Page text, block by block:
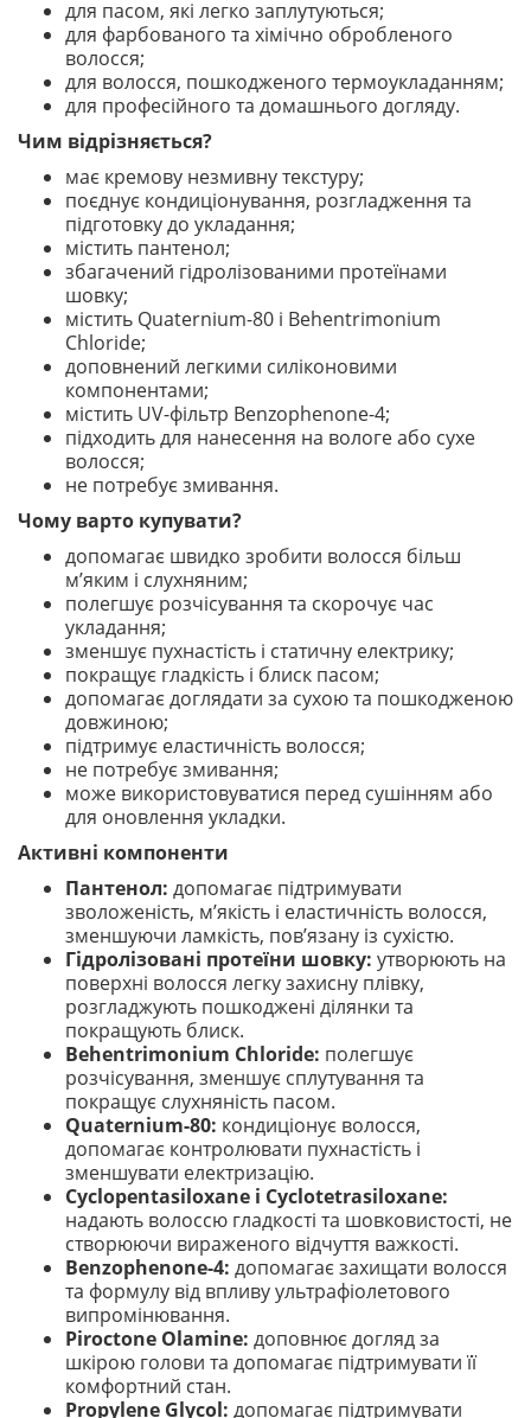
для пасом, які легко заплутуються;
для фарбованого та хімічно обробленого
волосся;
для волосся, пошкодженого термоукладанням;
для професійного та домашнього догляду.
Чим відрізняється?
має кремову незмивну текстуру;
поєднує кондиціонування, розгладження та
підготовку до укладання;
містить пантенол;
збагачений гідролізованими протеїнами
шовку;
містить Quaternium-80 і Behentrimonium
Chloride;
доповнений легкими силіконовими
компонентами;
містить UV-фільтр Benzophenone-4;
підходить для нанесення на вологе або сухе
волосся;
не потребує змивання.
Чому варто купувати?
допомагає швидко зробити волосся більш
м’яким і слухняним;
полегшує розчісування та скорочує час
укладання;
зменшує пухнастість і статичну електрику;
покращує гладкість і блиск пасом;
допомагає доглядати за сухою та пошкодженою
довжиною;
підтримує еластичність волосся;
не потребує змивання;
може використовуватися перед сушінням або
для оновлення укладки.
Активні компоненти
Пантенол: допомагає підтримувати
зволоженість, м’якість і еластичність волосся,
зменшуючи ламкість, пов’язану із сухістю.
Гідролізовані протеїни шовку: утворюють на
поверхні волосся легку захисну плівку,
розгладжують пошкоджені ділянки та
покращують блиск.
Behentrimonium Chloride: полегшує
розчісування, зменшує сплутування та
покращує слухняність пасом.
Quaternium-80: кондиціонує волосся,
допомагає контролювати пухнастість і
зменшувати електризацію.
Cyclopentasiloxane і Cyclotetrasiloxane:
надають волоссю гладкості та шовковистості, не
створюючи вираженого відчуття важкості.
Benzophenone-4: допомагає захищати волосся
та формулу від впливу ультрафіолетового
випромінювання.
Piroctone Olamine: доповнює догляд за
шкірою голови та допомагає підтримувати її
комфортний стан.
Propylene Glycol: допомагає підтримувати